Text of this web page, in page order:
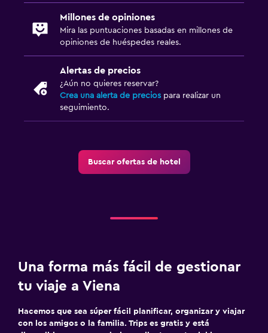
Millones de opiniones
Mira las puntuaciones basadas en millones de
opiniones de huéspedes reales.
Alertas de precios
¿Aún no quieres reservar?
Crea una alerta de precios para realizar un
seguimiento.
Buscar ofertas de hotel
Una forma más fácil de gestionar
tu viaje a Viena
Hacemos que sea súper fácil planificar, organizar y viajar
con los amigos o la familia. Trips es gratis y está